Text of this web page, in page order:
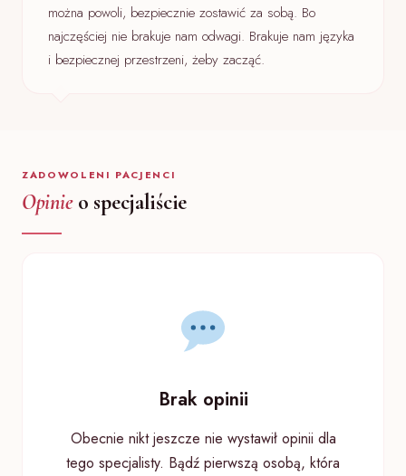
można powoli, bezpiecznie zostawić za sobą. Bo
najczęściej nie brakuje nam odwagi. Brakuje nam języka
i bezpiecznej przestrzeni, żeby zacząć.
ZADOWOLENI PACJENCI
Opinieo specjaliście
Brak opinii
Obecnie nikt jeszcze nie wystawił opinii dla
tego specjalisty. Bądź pierwszą osobą, która